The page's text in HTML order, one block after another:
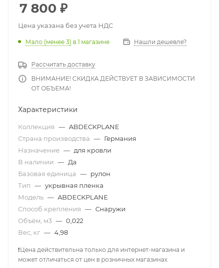
7 800 ₽
Цена указана без учета НДС
Мало (менее 3) в 1 магазине Нашли дешевле?
Рассчитать доставку
ВНИМАНИЕ! СКИДКА ДЕЙСТВУЕТ В ЗАВИСИМОСТИ
ОТ ОБЪЕМА!
Характеристики
Коллекция — ABDECKPLANE
Страна производства — Германия
Назначение — для кровли
В наличии — Да
Базовая единица — рулон
Тип — укрывная пленка
Модель — ABDECKPLANE
Способ крепления — Снаружи
Объём, м3 — 0,022
Вес, кг — 4,98
❗Цена действительна только для интернет-магазина и
может отличаться от цен в розничных магазинах.